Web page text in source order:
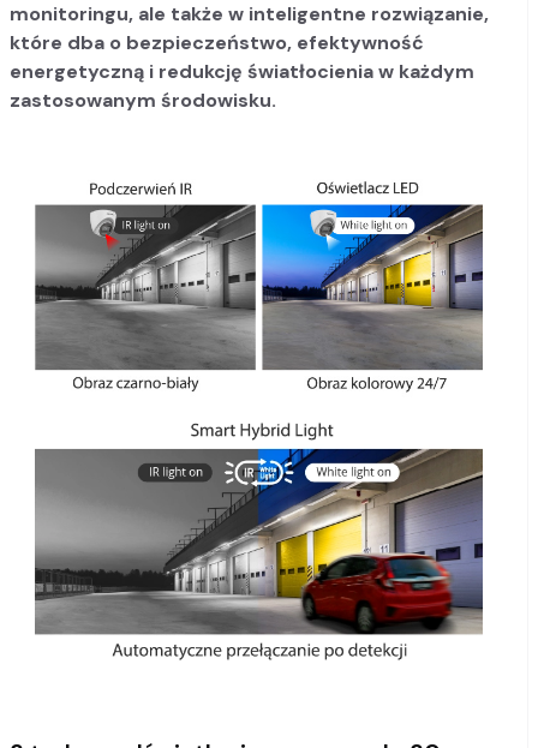
monitoringu, ale także w inteligentne rozwiązanie,
które dba o bezpieczeństwo, efektywność
energetyczną i redukcję światłocienia w każdym
zastosowanym środowisku.